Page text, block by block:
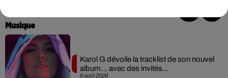
Musique
6 août 2026
Karol G dévoile la tracklist de son nouvel
album… avec des invités...